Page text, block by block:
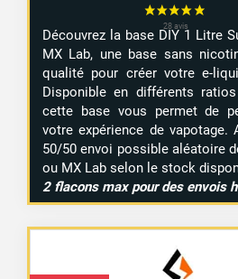
Découvrez la base DIY 1 Litre
MX Lab, une base sans
qualité pour créer votre e-
Disponible en différents
cette base vous permet de
votre expérience de vapotage.
50/50 envoi possible aléatoire
ou MX Lab selon le stock
2 flacons max pour des envois